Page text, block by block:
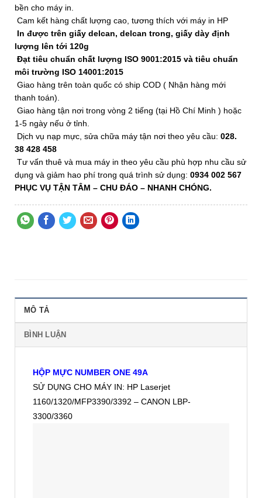
bền cho máy in.
Cam kết hàng chất lượng cao, tương thích với máy in HP
In được trên giấy delcan, delcan trong, giấy dày định
lượng lên tới 120g
Đạt tiêu chuẩn chất lượng ISO 9001:2015 và tiêu chuẩn
môi trường ISO 14001:2015
Giao hàng trên toàn quốc có ship COD ( Nhận hàng mới
thanh toán).
Giao hàng tận nơi trong vòng 2 tiếng (tại Hồ Chí Minh ) hoặc
1-5 ngày nếu ở tỉnh.
Dịch vụ nạp mực, sửa chữa máy tận nơi theo yêu cầu: 028.
38 428 458
Tư vấn thuê và mua máy in theo yêu cầu phù hợp nhu cầu sử
dụng và giảm hao phí trong quá trình sử dụng: 0934 002 567
PHỤC VỤ TẬN TÂM – CHU ĐÁO – NHANH CHÓNG.
MÔ TẢ
BÌNH LUẬN
HỘP MỰC NUMBER ONE 49A
SỬ DỤNG CHO MÁY IN: HP Laserjet
1160/1320/MFP3390/3392 – CANON LBP-
3300/3360